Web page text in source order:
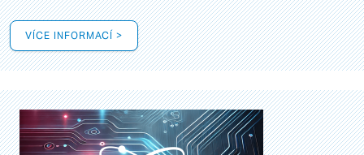
VÍCE INFORMACÍ >